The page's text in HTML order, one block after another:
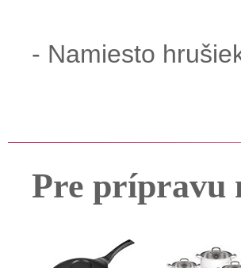
- Namiesto
Pre prípravu